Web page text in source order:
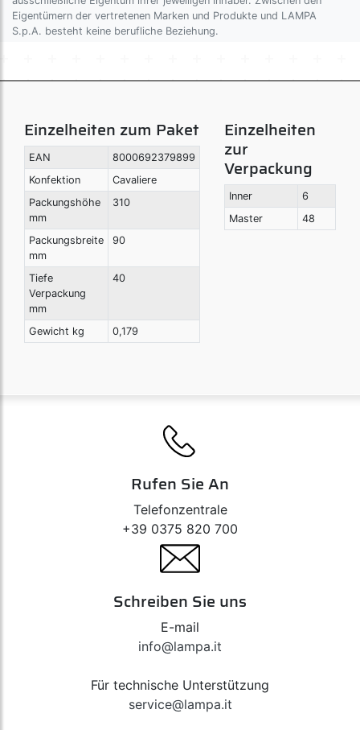
Eigentümern der vertretenen Marken und Produkte und LAMPA
S.p.A. besteht keine berufliche Beziehung.
Einzelheiten zum Paket
EAN
8000692379899
Konfektion
Cavaliere
Packungshöhe
mm
310
Packungsbreite
mm
90
Tiefe
Verpackung
mm
40
Gewicht kg 0,179
Einzelheiten
zur
Verpackung
Inner
6
Master
48
Rufen Sie An
Telefonzentrale
+39 0375 820 700
Schreiben Sie uns
E-mail
info@lampa.it
Für technische Unterstützung
service@lampa.it